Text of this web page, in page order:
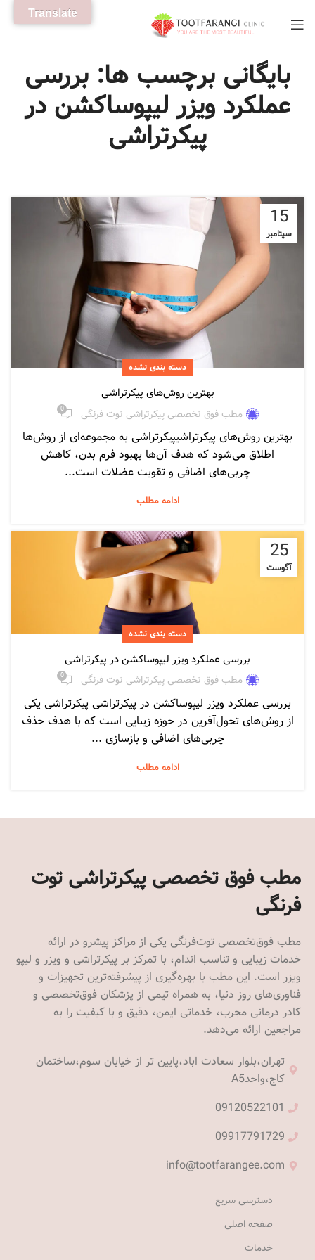
بایگانی برچسب ها: بررسی
عملکرد ویزر لیپوساکشن در
پیکرتراشی
15
سپتامبر
دسته بندی نشده
بهترین روش‌های پیکرتراشی
مطب فوق تخصصی پیکرتراشی توت فرنگی 0
بهترین روش‌های پیکرتراشیپیکرتراشی به مجموعه‌ای از روش‌ها
اطلاق می‌شود که هدف آن‌ها بهبود فرم بدن، کاهش
چربی‌های اضافی و تقویت عضلات است...
ادامه مطلب
25
آگوست
دسته بندی نشده
بررسی عملکرد ویزر لیپوساکشن در پیکرتراشی
مطب فوق تخصصی پیکرتراشی توت فرنگی 0
بررسی عملکرد ویزر لیپوساکشن در پیکرتراشی پیکرتراشی یکی
از روش‌های تحول‌آفرین در حوزه زیبایی است که با هدف حذف
چربی‌های اضافی و بازسازی ...
ادامه مطلب
مطب فوق تخصصی پیکرتراشی توت
فرنگی
مطب فوق‌تخصصی توت‌فرنگی یکی از مراکز پیشرو در ارائه
خدمات زیبایی و تناسب اندام، با تمرکز بر پیکرتراشی و ویزر و لیپو
ویزر است. این مطب با بهره‌گیری از پیشرفته‌ترین تجهیزات و
فناوری‌های روز دنیا، به همراه تیمی از پزشکان فوق‌تخصصی و
کادر درمانی مجرب، خدماتی ایمن، دقیق و با کیفیت را به
مراجعین ارائه می‌دهد.
تهران،بلوار سعادت اباد،پایین تر از خیابان سوم،ساختمان
کاج،واحدA5
09120522101
09917791729
info@tootfarangee.com
دسترسی سریع
صفحه اصلی
خدمات
Translate